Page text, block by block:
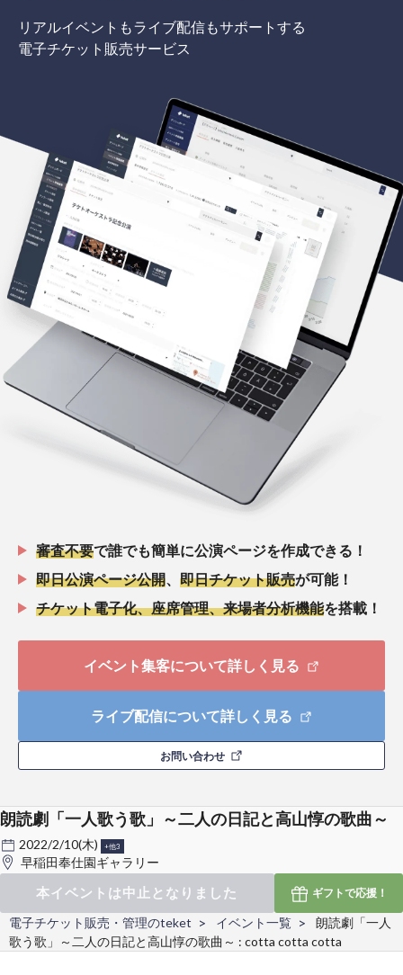
リアルイベントもライブ配信もサポートする
電子チケット販売サービス
審査不要で誰でも簡単に公演ページを作成できる！
即日公演ページ公開
即日チケット販売が可能！
チケット電子化、座席管理、来場者分析機能を搭載！
イベント集客について詳しく見る
ライブ配信について詳しく見る
お問い合わせ
朗読劇「一人歌う歌」～二人の日記と高山惇の歌曲～
2022/2/10(木) +他3
早稲田奉仕園ギャラリー
本イベントは中止となりました ギフトで応援！
電子チケット販売・管理のteket イベント一覧
朗読劇「一人
歌う歌」～二人の日記と高山惇の歌曲～ : cotta cotta cotta